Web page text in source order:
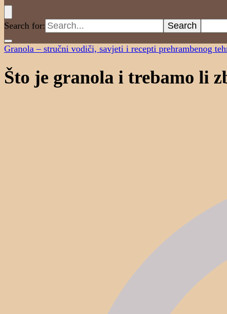
Search for:
Granola – stručni vodiči, savjeti i recepti prehrambenog
Što je granola i trebamo li